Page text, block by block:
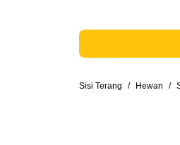
Sisi Terang / Hewan /